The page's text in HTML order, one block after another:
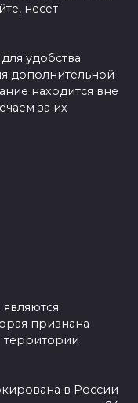
несет
удобства
дополнительной
находится вне
за их
признана
территории
в России